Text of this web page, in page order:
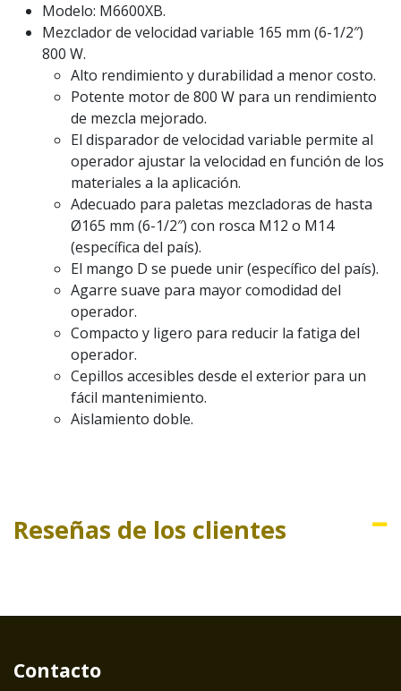
Modelo: M6600XB.
Mezclador de velocidad variable 165 mm (6-1/2″)
800 W.
Alto rendimiento y durabilidad a menor costo.
Potente motor de 800 W para un rendimiento
de mezcla mejorado.
El disparador de velocidad variable permite al
operador ajustar la velocidad en función de los
materiales a la aplicación.
Adecuado para paletas mezcladoras de hasta
Ø165 mm (6-1/2″) con rosca M12 o M14
(específica del país).
El mango D se puede unir (específico del país).
Agarre suave para mayor comodidad del
operador.
Compacto y ligero para reducir la fatiga del
operador.
Cepillos accesibles desde el exterior para un
fácil mantenimiento.
Aislamiento doble.
Reseñas de los clientes
Contacto